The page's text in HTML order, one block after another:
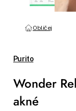
Obličej
Purito
Wonder
akné